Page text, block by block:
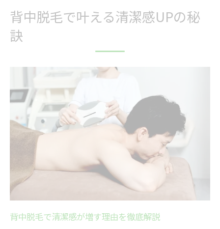
背中脱毛の効果と持続期間を知る
背中脱毛のビフォーアフター事例紹介
脱毛効果を最大化する施術回数の目安
自己処理が難しい背中を脱毛で快適に
背中の自己処理が難しい理由を解説
脱毛で自己処理の手間を減らす方法
背中脱毛と自己処理の違いを比較表で紹介
快適な背中ケアを叶える脱毛の魅力
自己処理派と脱毛派のメリット・デメリッ
肌トラブル予防に背中脱毛が選ばれる理由
背中脱毛で叶える清潔感UPの秘
訣
背中脱毛で清潔感が増す理由を徹底解説